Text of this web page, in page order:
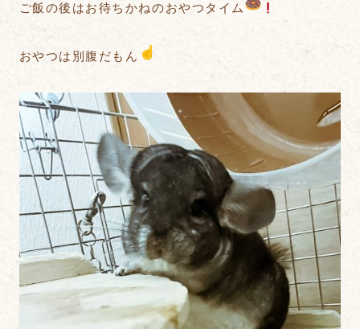
ご飯の後はお待ちかねのおやつタイム
おやつは別腹だもん